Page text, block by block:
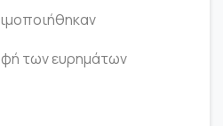
των ευρημάτων